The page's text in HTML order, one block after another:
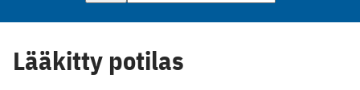
Lääkitty potilas